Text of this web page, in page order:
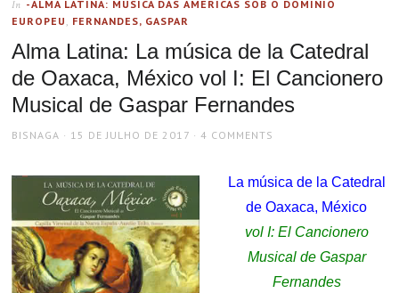
In -ALMA LATINA: MÚSICA DAS AMÉRICAS SOB O DOMÍNIO
EUROPEU , FERNANDES, GASPAR
Alma Latina: La música de la Catedral
de Oaxaca, México vol I: El Cancionero
Musical de Gaspar Fernandes
AUTHOR
BISNAGA
POSTED
15 DE JULHO DE 2017 4 COMMENTS
La música de la Catedral
de Oaxaca, México
vol I: El Cancionero
Musical de Gaspar
Fernandes